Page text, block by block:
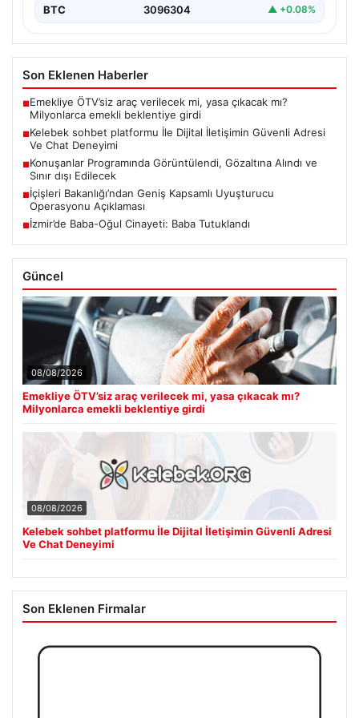
BTC 3096304 ▲ +0.08%
Son Eklenen Haberler
■Emekliye ÖTV’siz araç verilecek mi, yasa çıkacak mı?
Milyonlarca emekli beklentiye girdi
■Kelebek sohbet platformu İle Dijital İletişimin Güvenli Adresi
Ve Chat Deneyimi
■Konuşanlar Programında Görüntülendi, Gözaltına Alındı ve
Sınır dışı Edilecek
■İçişleri Bakanlığı’ndan Geniş Kapsamlı Uyuşturucu
Operasyonu Açıklaması
■İzmir’de Baba-Oğul Cinayeti: Baba Tutuklandı
Güncel
08/08/2026
Emekliye ÖTV’siz araç verilecek mi, yasa çıkacak mı?
Milyonlarca emekli beklentiye girdi
08/08/2026
Kelebek sohbet platformu İle Dijital İletişimin Güvenli Adresi
Ve Chat Deneyimi
Son Eklenen Firmalar